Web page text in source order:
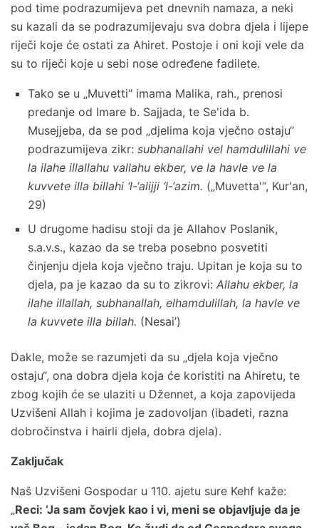
pod time podrazumijeva pet dnevnih namaza, a neki
su kazali da se podrazumijevaju sva dobra djela i lijepe
riječi koje će ostati za Ahiret. Postoje i oni koji vele da
su to riječi koje u sebi nose određene fadilete.
Tako se u „Muvetti“ imama Malika, rah., prenosi
predanje od Imare b. Sajjada, te Se'ida b.
Musejjeba, da se pod „djelima koja vječno ostaju“
podrazumijeva zikr: subhanallahi vel hamdulillahi ve
la ilahe illallahu vallahu ekber, ve la havle ve la
kuvvete illa billahi ‘l-‘alijji ‘l-‘azim. („Muvetta'“, Kur'an,
29)
U drugome hadisu stoji da je Allahov Poslanik,
s.a.v.s., kazao da se treba posebno posvetiti
činjenju djela koja vječno traju. Upitan je koja su to
djela, pa je kazao da su to zikrovi: Allahu ekber, la
ilahe illallah, subhanallah, elhamdulillah, la havle ve
la kuvvete illa billah. (Nesai’)
Dakle, može se razumjeti da su „djela koja vječno
ostaju“, ona dobra djela koja će koristiti na Ahiretu, te
zbog kojih će se ulaziti u Džennet, a koja zapovijeda
Uzvišeni Allah i kojima je zadovoljan (ibadeti, razna
dobročinstva i hairli djela, dobra djela).
Zaključak
Naš Uzvišeni Gospodar u 110. ajetu sure Kehf kaže:
„Reci: ‘Ja sam čovjek kao i vi, meni se objavljuje da je